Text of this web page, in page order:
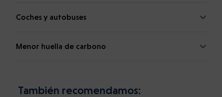
Coches y autobuses
Menor huella de carbono
También recomendamos: